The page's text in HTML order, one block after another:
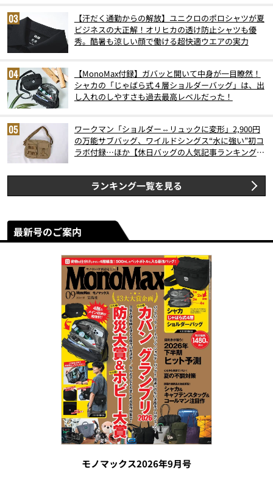
【汗だく通勤からの解放】ユニクロのポロシャツが夏
ビジネスの大正解！オリヒカの透け防止シャツも優
秀。酷暑も涼しい顔で働ける超快適ウエアの実力
【MonoMax付録】ガバッと開いて中身が一目瞭然！
シャカの「じゃばら式４層ショルダーバッグ」は、出
し入れのしやすさも過去最高レベルだった！
ワークマン「ショルダー⇔リュックに変形」2,900円
の万能サブバッグ、ワイルドシングス“水に強い”初コ
ラボ付録…ほか【休日バッグの人気記事ランキングベ
ランキング一覧を見る
最新号のご案内
モノマックス2026年9月号